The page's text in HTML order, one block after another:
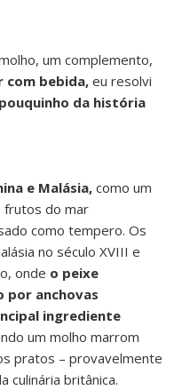
um complemento,
com bebida, eu resolvi
da história
e Malásia, como um
frutos do mar
como tempero. Os
no século XVIII e
onde o peixe
anchovas
ingrediente
um molho marrom
pratos – provavelmente
culinária britânica.